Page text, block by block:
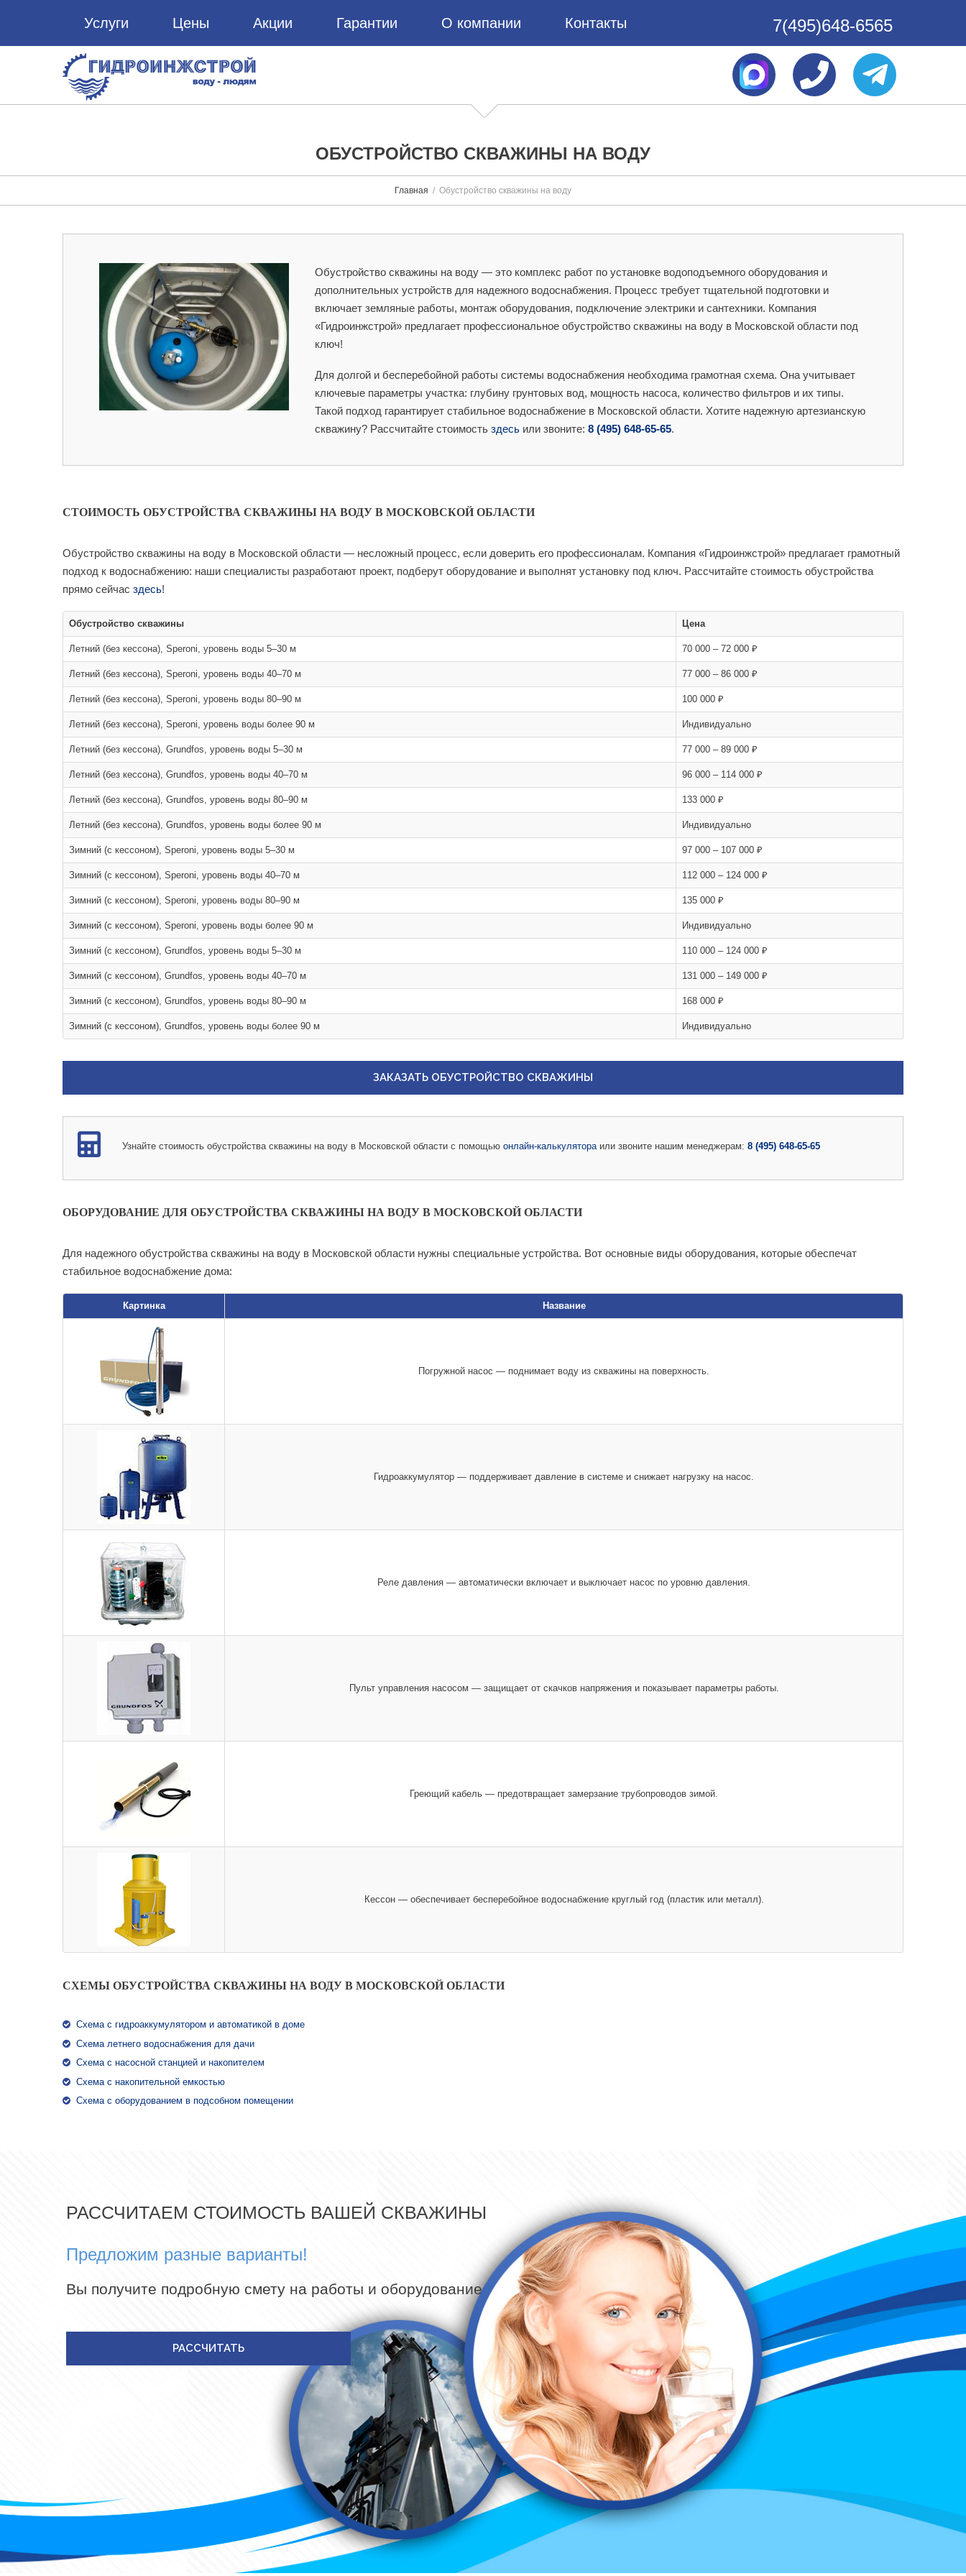
Услуги Цены Акции Гарантии О компании Контакты 7(495)648-6565
ОБУСТРОЙСТВО СКВАЖИНЫ НА ВОДУ
Главная Обустройство скважины на воду
Обустройство скважины на воду — это комплекс работ по установке водоподъемного оборудования и
дополнительных устройств для надежного водоснабжения. Процесс требует тщательной подготовки и
включает земляные работы, монтаж оборудования, подключение электрики и сантехники. Компания
«Гидроинжстрой» предлагает профессиональное обустройство скважины на воду в Московской области под
ключ!
Для долгой и бесперебойной работы системы водоснабжения необходима грамотная схема. Она учитывает
ключевые параметры участка: глубину грунтовых вод, мощность насоса, количество фильтров и их типы.
Такой подход гарантирует стабильное водоснабжение в Московской области. Хотите надежную артезианскую
скважину? Рассчитайте стоимость здесь или звоните: 8 (495) 648-65-65.
СТОИМОСТЬ ОБУСТРОЙСТВА СКВАЖИНЫ НА ВОДУ В МОСКОВСКОЙ ОБЛАСТИ
Обустройство скважины на воду в Московской области — несложный процесс, если доверить его профессионалам. Компания «Гидроинжстрой» предлагает грамотный
подход к водоснабжению: наши специалисты разработают проект, подберут оборудование и выполнят установку под ключ. Рассчитайте стоимость обустройства
прямо сейчас здесь!
Обустройство скважины Цена
Летний (без кессона), Speroni, уровень воды 5–30 м 70 000 – 72 000 ₽
Летний (без кессона), Speroni, уровень воды 40–70 м 77 000 – 86 000 ₽
Летний (без кессона), Speroni, уровень воды 80–90 м 100 000 ₽
Летний (без кессона), Speroni, уровень воды более 90 м Индивидуально
Летний (без кессона), Grundfos, уровень воды 5–30 м 77 000 – 89 000 ₽
Летний (без кессона), Grundfos, уровень воды 40–70 м 96 000 – 114 000 ₽
Летний (без кессона), Grundfos, уровень воды 80–90 м 133 000 ₽
Летний (без кессона), Grundfos, уровень воды более 90 м Индивидуально
Зимний (с кессоном), Speroni, уровень воды 5–30 м 97 000 – 107 000 ₽
Зимний (с кессоном), Speroni, уровень воды 40–70 м 112 000 – 124 000 ₽
Зимний (с кессоном), Speroni, уровень воды 80–90 м 135 000 ₽
Зимний (с кессоном), Speroni, уровень воды более 90 м Индивидуально
Зимний (с кессоном), Grundfos, уровень воды 5–30 м 110 000 – 124 000 ₽
Зимний (с кессоном), Grundfos, уровень воды 40–70 м 131 000 – 149 000 ₽
Зимний (с кессоном), Grundfos, уровень воды 80–90 м 168 000 ₽
Зимний (с кессоном), Grundfos, уровень воды более 90 м Индивидуально
ЗАКАЗАТЬ ОБУСТРОЙСТВО СКВАЖИНЫ
Узнайте стоимость обустройства скважины на воду в Московской области с помощью онлайн-калькулятораили звоните нашим менеджерам: 8 (495) 648-65-65
ОБОРУДОВАНИЕ ДЛЯ ОБУСТРОЙСТВА СКВАЖИНЫ НА ВОДУ В МОСКОВСКОЙ ОБЛАСТИ
Для надежного обустройства скважины на воду в Московской области нужны специальные устройства. Вот основные виды оборудования, которые обеспечат
стабильное водоснабжение дома:
Картинка Название
Погружной насос — поднимает воду из скважины на поверхность.
Гидроаккумулятор — поддерживает давление в системе и снижает нагрузку на насос.
Реле давления — автоматически включает и выключает насос по уровню давления.
Пульт управления насосом — защищает от скачков напряжения и показывает параметры работы.
Греющий кабель — предотвращает замерзание трубопроводов зимой.
Кессон — обеспечивает бесперебойное водоснабжение круглый год (пластик или металл).
СХЕМЫ ОБУСТРОЙСТВА СКВАЖИНЫ НА ВОДУ В МОСКОВСКОЙ ОБЛАСТИ
Схема с гидроаккумулятором и автоматикой в доме
Схема летнего водоснабжения для дачи
Схема с насосной станцией и накопителем
Схема с накопительной емкостью
Схема с оборудованием в подсобном помещении
РАССЧИТАЕМ СТОИМОСТЬ ВАШЕЙ СКВАЖИНЫ
Предложим разные варианты!
Вы получите подробную смету на работы и оборудование
РАССЧИТАТЬ